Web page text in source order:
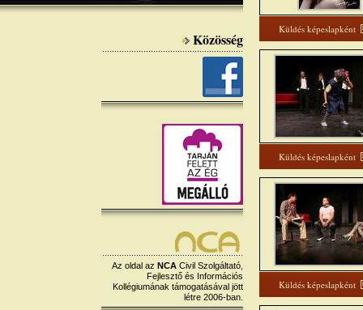
Közösség
Az oldal az NCA Civil Szolgáltató,
Fejlesztő és Információs
Kollégiumának támogatásával jött
létre 2006-ban.
Küldés képeslapként
Küldés képeslapként
Küldés képeslapként